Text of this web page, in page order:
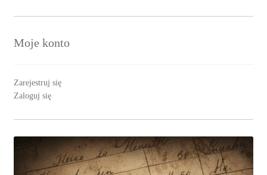
Moje konto
Zarejestruj się
Zaloguj się